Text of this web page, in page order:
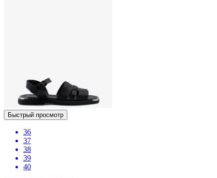
Быстрый просмотр
36
37
38
39
40